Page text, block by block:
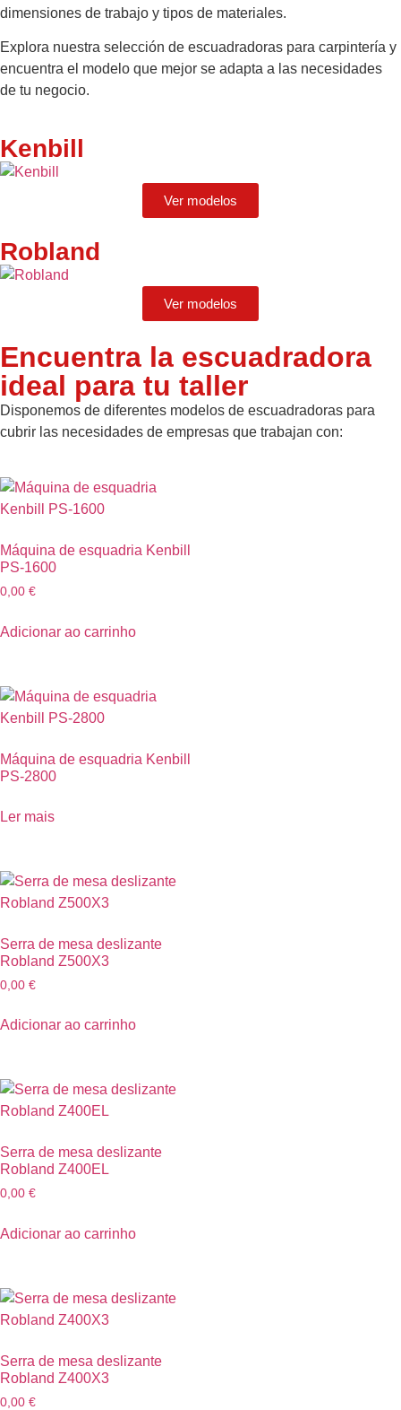
dimensiones de trabajo y tipos de materiales.
Explora nuestra selección de escuadradoras para carpintería y
encuentra el modelo que mejor se adapta a las necesidades
de tu negocio.
Kenbill
Ver modelos
Robland
Ver modelos
Encuentra la escuadradora
ideal para tu taller
Disponemos de diferentes modelos de escuadradoras para
cubrir las necesidades de empresas que trabajan con:
Máquina de esquadria Kenbill
PS-1600
0,00 €
Adicionar ao carrinho
Máquina de esquadria Kenbill
PS-2800
Ler mais
Serra de mesa deslizante
Robland Z500X3
0,00 €
Adicionar ao carrinho
Serra de mesa deslizante
Robland Z400EL
0,00 €
Adicionar ao carrinho
Serra de mesa deslizante
Robland Z400X3
0,00 €